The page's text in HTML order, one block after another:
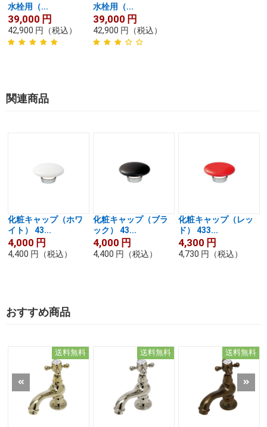
水栓用（...
39,000 円
42,900 円 （税込）
水栓用（...
39,000 円
42,900 円 （税込）
関連商品
化粧キャップ（ホワ
イト） 43...
4,000 円
4,400 円 （税込）
化粧キャップ（ブラ
ック） 43...
4,000 円
4,400 円 （税込）
化粧キャップ（レッ
ド） 433...
4,300 円
4,730 円 （税込）
おすすめ商品
送料無料 送料無料 送料無料